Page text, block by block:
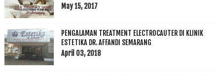
May 15, 2017
PENGALAMAN TREATMENT ELECTROCAUTER DI KLINIK
ESTETIKA DR. AFFANDI SEMARANG
April 03, 2018